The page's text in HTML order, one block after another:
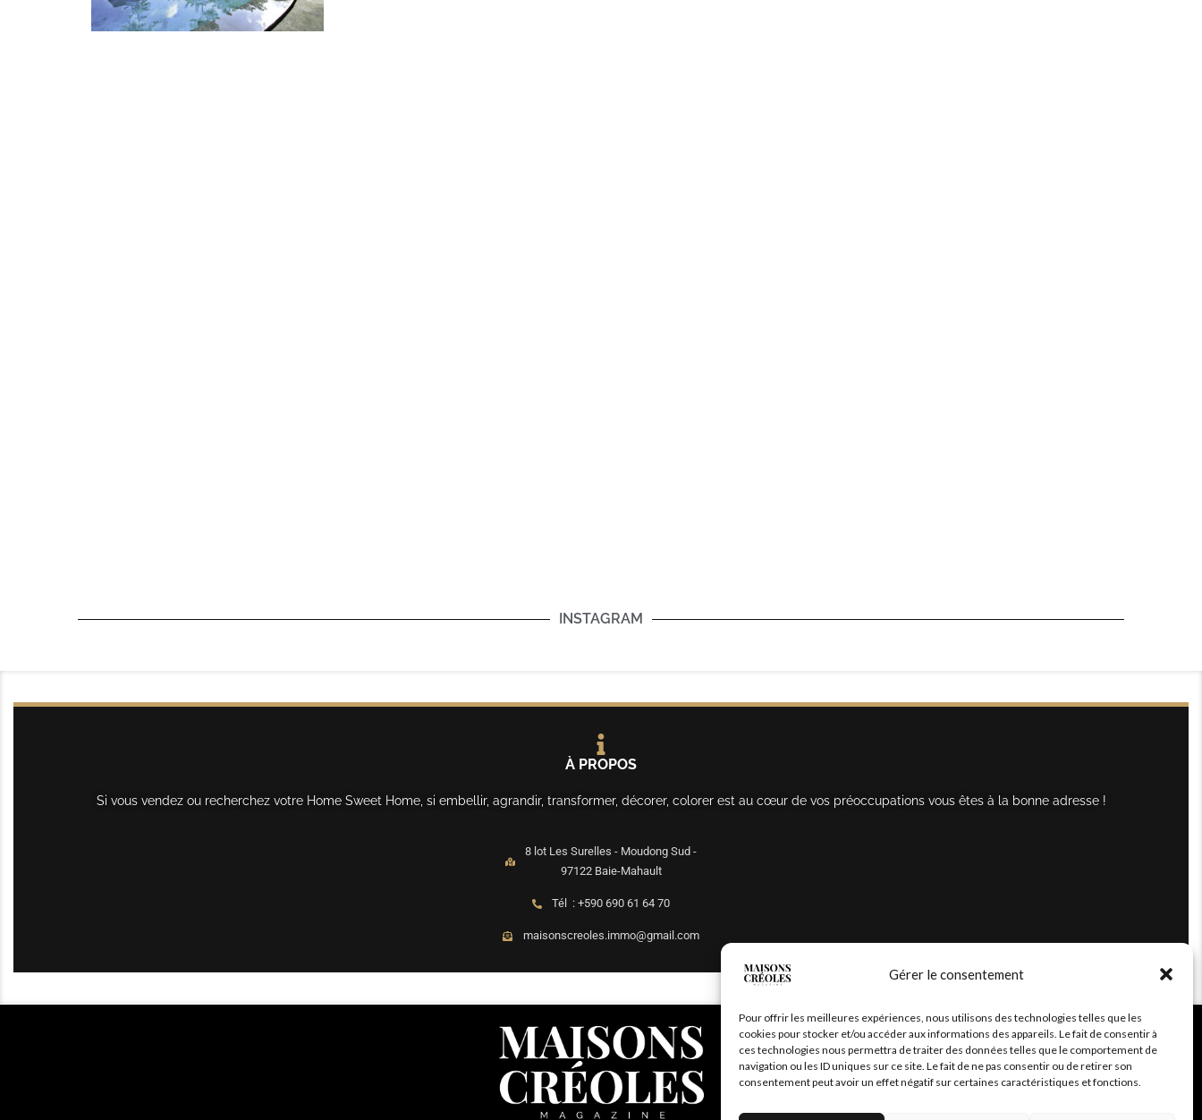
Gérer le consentement
Pour offrir les meilleures expériences, nous utilisons des technologies telles que les
cookies pour stocker et/ou accéder aux informations des appareils. Le fait de consentir à
ces technologies nous permettra de traiter des données telles que le comportement de
navigation ou les ID uniques sur ce site. Le fait de ne pas consentir ou de retirer son
consentement peut avoir un effet négatif sur certaines caractéristiques et fonctions.
INSTAGRAM
À PROPOS
Si vous vendez ou recherchez votre Home Sweet Home, si embellir, agrandir, transformer, décorer, colorer est au cœur de vos préoccupations vous êtes à la bonne adresse !
8 lot Les Surelles - Moudong Sud -
97122 Baie-Mahault
Tél : +590 690 61 64 70
maisonscreoles.immo@gmail.com